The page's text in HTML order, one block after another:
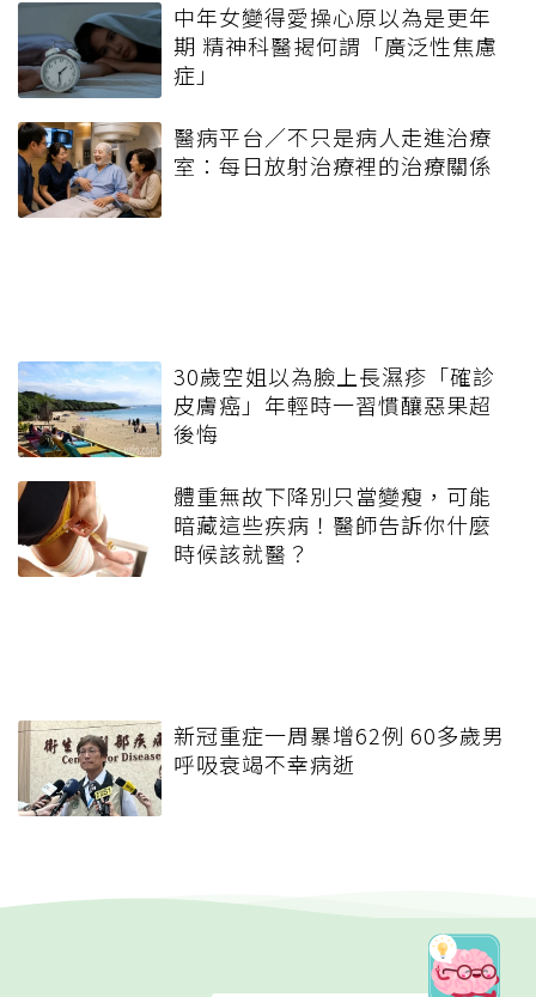
中年女變得愛操心原以為是更年
期 精神科醫揭何謂「廣泛性焦慮
症」
醫病平台／不只是病人走進治療
室：每日放射治療裡的治療關係
30歲空姐以為臉上長濕疹「確診
皮膚癌」年輕時一習慣釀惡果超
後悔
體重無故下降別只當變瘦，可能
暗藏這些疾病！醫師告訴你什麼
時候該就醫？
新冠重症一周暴增62例 60多歲男
呼吸衰竭不幸病逝